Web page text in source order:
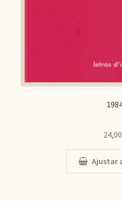
24,00
Ajustar